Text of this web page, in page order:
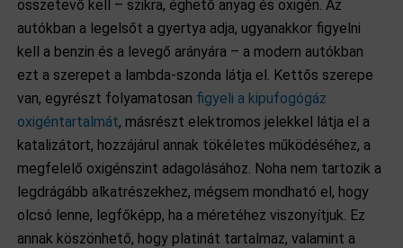
összetevő kell – szikra, éghető anyag és oxigén. Az
autókban a legelsőt a gyertya adja, ugyanakkor figyelni
kell a benzin és a levegő arányára – a modern autókban
ezt a szerepet a lambda-szonda látja el. Kettős szerepe
van, egyrészt folyamatosan figyeli a kipufogógáz
oxigéntartalmát, másrészt elektromos jelekkel látja el a
katalizátort, hozzájárul annak tökéletes működéséhez, a
megfelelő oxigénszint adagolásához. Noha nem tartozik a
legdrágább alkatrészekhez, mégsem mondható el, hogy
olcsó lenne, legfőképp, ha a méretéhez viszonyítjuk. Ez
annak köszönhető, hogy platinát tartalmaz, valamint a